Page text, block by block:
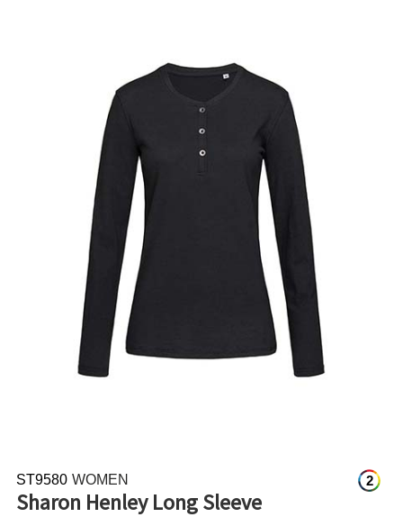
2
ST9580 WOMEN
Sharon Henley Long Sleeve